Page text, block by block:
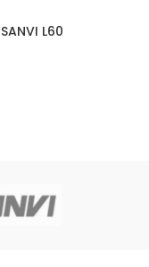
SANVI L60